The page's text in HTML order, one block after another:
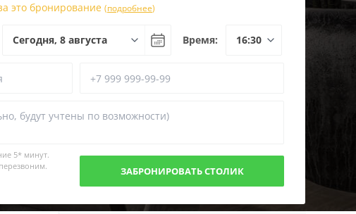
это бронирование (подробнее)
Время:
5* минут.